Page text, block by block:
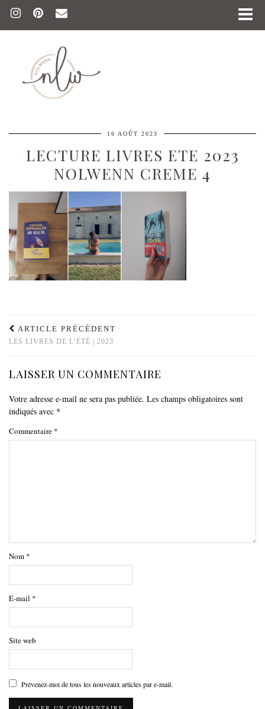
16 AOÛT 2023
LECTURE LIVRES ETE 2023
NOLWENN CREME 4
ARTICLE PRÉCÉDENT
LES LIVRES DE L’ÉTÉ | 2023
LAISSER UN COMMENTAIRE
Votre adresse e-mail ne sera pas publiée. Les champs obligatoires sont
indiqués avec *
Commentaire *
Nom *
E-mail *
Site web
Prévenez-moi de tous les nouveaux articles par e-mail.